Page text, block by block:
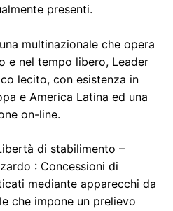
presenti.
multinazionale che opera
e nel tempo libero, Leader
lecito, con esistenza in
e America Latina ed una
on-line.
di stabilimento –
: Concessioni di
mediante apparecchi da
che impone un prelievo